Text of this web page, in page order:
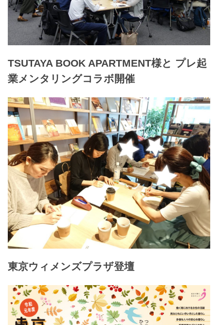
TSUTAYA BOOK APARTMENT様と プレ起
業メンタリングコラボ開催
東京ウィメンズプラザ登壇